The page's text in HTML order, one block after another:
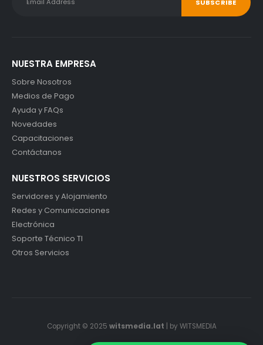
NUESTRA EMPRESA
Sobre Nosotros
Medios de Pago
Ayuda y FAQs
Novedades
Capacitaciones
Contáctanos
NUESTROS SERVICIOS
Servidores y Alojamiento
Redes y Comunicaciones
Electrónica
Soporte Técnico TI
Otros Servicios
Copyright © 2025 witsmedia.lat | by WITSMEDIA